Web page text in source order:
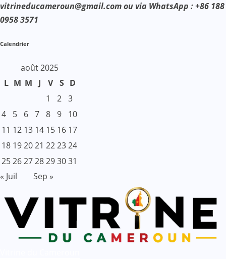
vitrineducameroun@gmail.com ou via WhatsApp : +86 188
0958 3571
Calendrier
août 2025
L M M J V S D
1
2 3
4
5 6 7 8 9
10
11 12 13 14 15 16 17
18 192021 222324
25262728293031
« Juil
Sep »